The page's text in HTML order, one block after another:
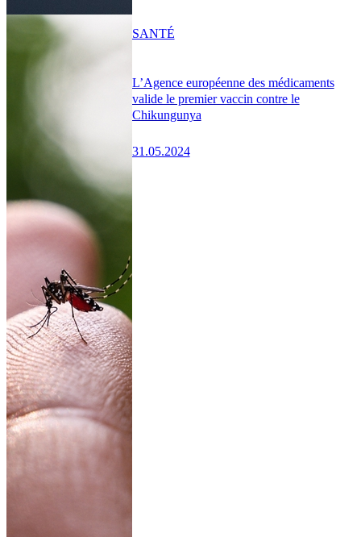
L’Agence européenne des médicaments
valide le premier vaccin contre le
Chikungunya
31.05.2024
SANTÉ